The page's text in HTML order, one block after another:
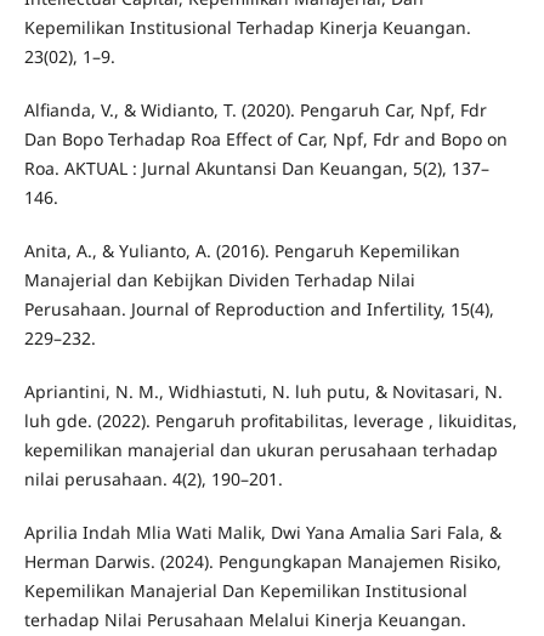
Kepemilikan Institusional Terhadap Kinerja Keuangan.
23(02), 1–9.
Alfianda, V., & Widianto, T. (2020). Pengaruh Car, Npf, Fdr
Dan Bopo Terhadap Roa Effect of Car, Npf, Fdr and Bopo on
Roa. AKTUAL : Jurnal Akuntansi Dan Keuangan, 5(2), 137–
146.
Anita, A., & Yulianto, A. (2016). Pengaruh Kepemilikan
Manajerial dan Kebijkan Dividen Terhadap Nilai
Perusahaan. Journal of Reproduction and Infertility, 15(4),
229–232.
Apriantini, N. M., Widhiastuti, N. luh putu, & Novitasari, N.
luh gde. (2022). Pengaruh profitabilitas, leverage , likuiditas,
kepemilikan manajerial dan ukuran perusahaan terhadap
nilai perusahaan. 4(2), 190–201.
Aprilia Indah Mlia Wati Malik, Dwi Yana Amalia Sari Fala, &
Herman Darwis. (2024). Pengungkapan Manajemen Risiko,
Kepemilikan Manajerial Dan Kepemilikan Institusional
terhadap Nilai Perusahaan Melalui Kinerja Keuangan.